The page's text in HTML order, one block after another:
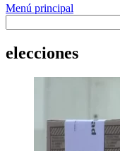
Menú principal
elecciones